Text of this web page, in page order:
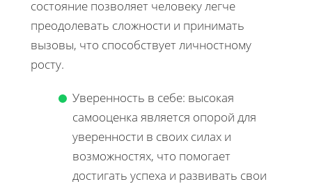
состояние позволяет человеку легче
преодолевать сложности и принимать
вызовы, что способствует личностному
росту.
Уверенность в себе: высокая
самооценка является опорой для
уверенности в своих силах и
возможностях, что помогает
достигать успеха и развивать свои